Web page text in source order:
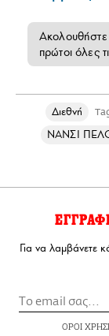
Ακολουθήστε
πρώτοι όλες
Διεθνή
ΝΑΝΣΙ
Για να λαμβάνετε
ΟΡΟΙ